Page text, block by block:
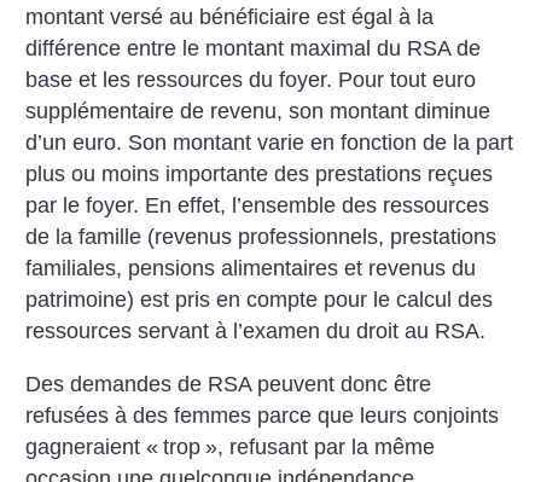
montant versé au bénéficiaire est égal à la
différence entre le montant maximal du RSA de
base et les ressources du foyer. Pour tout euro
supplémentaire de revenu, son montant diminue
d’un euro. Son montant varie en fonction de la part
plus ou moins importante des prestations reçues
par le foyer. En effet, l’ensemble des ressources
de la famille (revenus professionnels, prestations
familiales, pensions alimentaires et revenus du
patrimoine) est pris en compte pour le calcul des
ressources servant à l’examen du droit au RSA.
Des demandes de RSA peuvent donc être
refusées à des femmes parce que leurs conjoints
gagneraient « trop », refusant par la même